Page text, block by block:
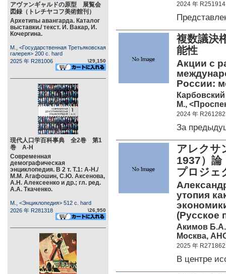
アヴァンギャルドの原型 展覧会
図録（トレチヤコフ美術館刊）
Архетипы авангарда. Каталог
выставки./ текст. И. Вакар, И.
Кочергина.
М., <Государственная Третьяковская
галерея> 200 c. hard
2025 年 R281006
\29,150
現代人口学百科事典 全2巻 第1
巻 А-Н
Современная
демографическая
энциклопедия. В 2 т. Т.1: А-Н./
М.М. Агафошин, С.Ю. Аксенова,
А.Н. Алексеенко и др.; гл. ред.
А.А. Ткаченко.
М., <Энциклопедия> 512 c. hard
2026 年 R281318
\26,950
2024 年 R251914
複数議決
能性
Акции с
России:
М.,
2024 年 R261282
За
アレクサ
1937）
プロジ
утопия
(Русское
Акимов
Москва,
2025 年 R271862
В центре